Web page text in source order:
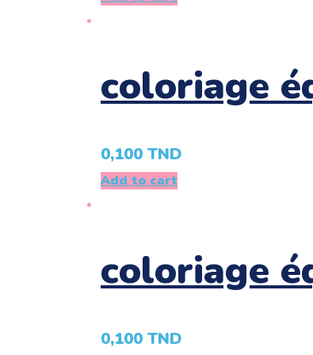
coloriage
0,100 TND
Add to cart
coloriage
0,100 TND